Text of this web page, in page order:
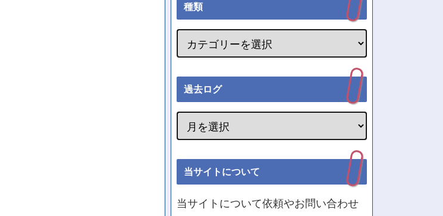
種類
過去ログ
当サイトについて
当サイトについて依頼やお問い合わせ